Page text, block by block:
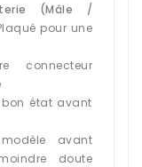
(Mâle /
pour une
connecteur
état avant
avant
doute